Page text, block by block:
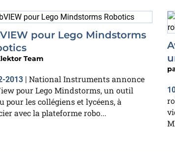
pour Lego Mindstorms
Team
2013| National Instruments annonce
pour Lego Mindstorms, un outil
pour les collégiens et lycéens, à
avec la plateforme robo...